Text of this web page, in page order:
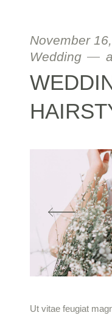
November
Wedding
Ut vitae feugiat